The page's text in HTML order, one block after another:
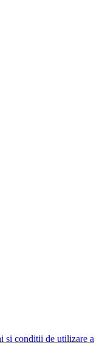
si conditii de utilizare a